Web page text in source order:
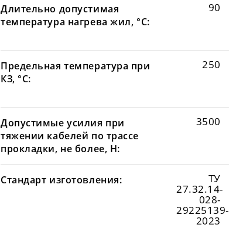
Длительно допустимая
температура нагрева жил, °С:
90
Предельная температура при
КЗ, °С:
250
Допустимые усилия при
тяжении кабелей по трассе
прокладки, не более, Н:
3500
Стандарт изготовления: ТУ
27.32.14-
028-
29225139-
2023